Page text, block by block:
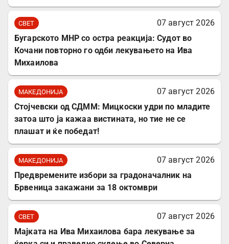
СВЕТ
07 август 2026
Бугарското МНР со остра реакција: Судот во
Кочани повторно го одби лекувањето на Ива
Михаилова
МАКЕДОНИЈА
07 август 2026
Стојчевски од СДММ: Мицкоски удри по младите
затоа што ја кажаа вистината, но тие не се
плашат и ќе победат!
МАКЕДОНИЈА
07 август 2026
Предвремените избори за градоначалник на
Брвеница закажани за 18 октомври
СВЕТ
07 август 2026
Мајката на Ива Михаилова бара лекување за